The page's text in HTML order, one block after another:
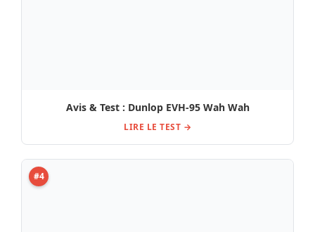
Avis & Test : Dunlop EVH-95 Wah Wah
LIRE LE TEST →
#4